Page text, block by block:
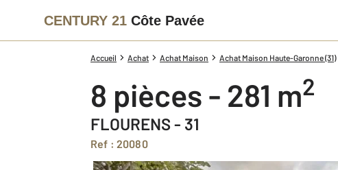
CENTURY 21 Côte Pavée
Accueil Achat Achat Maison Achat Maison Haute-Garonne (31)
8 pièces - 281 m2
FLOURENS - 31
Ref : 20080